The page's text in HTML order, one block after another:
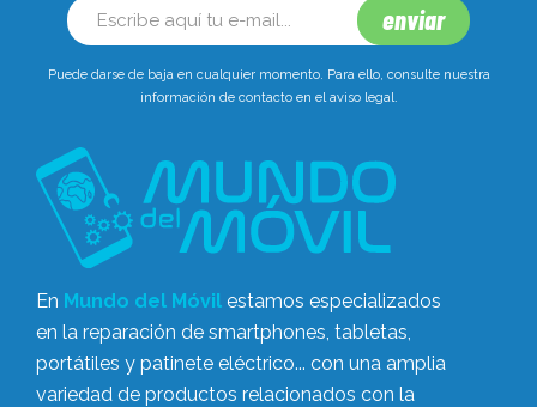
Puede darse de baja en cualquier momento. Para ello, consulte nuestra
información de contacto en el aviso legal.
En Mundo del Móvil estamos especializados
en la reparación de smartphones, tabletas,
portátiles y patinete eléctrico... con una amplia
variedad de productos relacionados con la